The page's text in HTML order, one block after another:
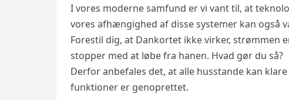
I vores moderne samfund er vi vant til, at
vores afhængighed af disse systemer kan også
Forestil dig, at Dankortet ikke virker, strømmen
stopper med at løbe fra hanen. Hvad gør du så?
Derfor anbefales det, at alle husstande kan
funktioner er genoprettet.